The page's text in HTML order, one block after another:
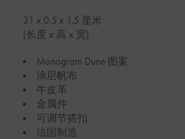
31 x 0.5 x 1.5 厘米
(长度 x 高 x 宽)
Monogram Dune 图案
涂层帆布
牛皮革
金属件
可调节搭扣
法国制造